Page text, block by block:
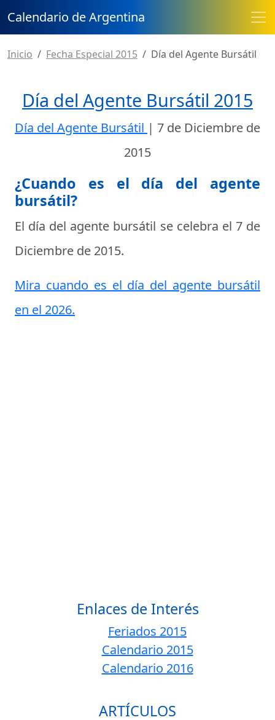
Calendario de Argentina
Inicio Fecha Especial 2015 Día del Agente Bursátil
Día del Agente Bursátil 2015
Día del Agente Bursátil | 7 de Diciembre de
2015
¿Cuando es el día del agente
bursátil?
El día del agente bursátil se celebra el 7 de
Diciembre de 2015.
Mira cuando es el día del agente bursátil
en el 2026.
Enlaces de Interés
Feriados 2015
Calendario 2015
Calendario 2016
ARTÍCULOS